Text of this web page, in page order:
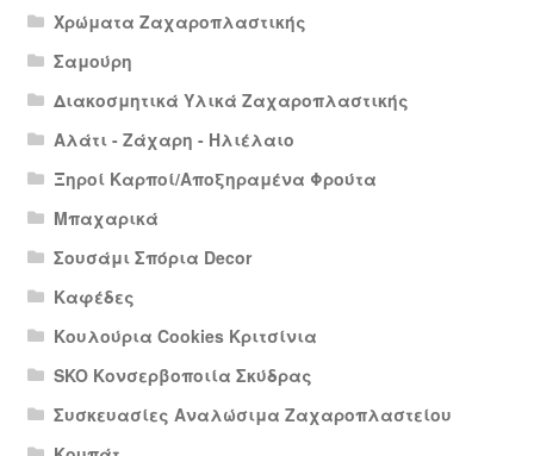
Χρώματα Ζαχαροπλαστικής
Σαμούρη
Διακοσμητικά Υλικά Ζαχαροπλαστικής
Αλάτι - Ζάχαρη - Ηλιέλαιο
Ξηροί Καρποί/Αποξηραμένα Φρούτα
Μπαχαρικά
Σουσάμι Σπόρια Decor
Καφέδες
Κουλούρια Cookies Κριτσίνια
SKO Κονσερβοποιία Σκύδρας
Συσκευασίες Αναλώσιμα Ζαχαροπλαστείου